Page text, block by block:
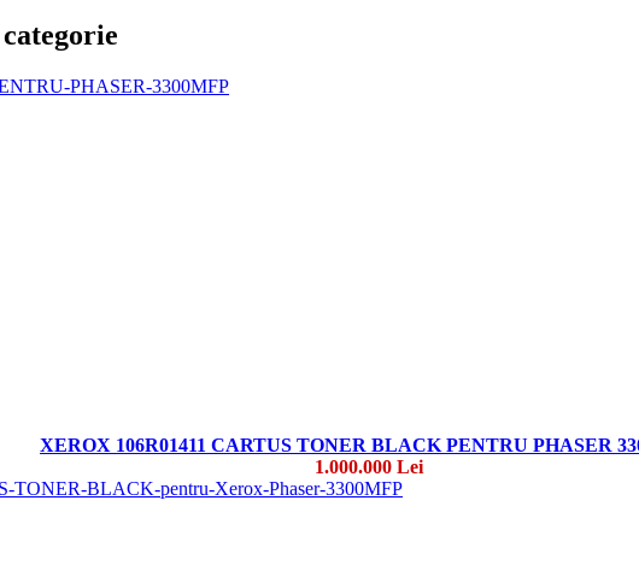
XEROX 106R01411 CARTUS TONER BLACK PENTRU PHASER
1.000.000 Lei